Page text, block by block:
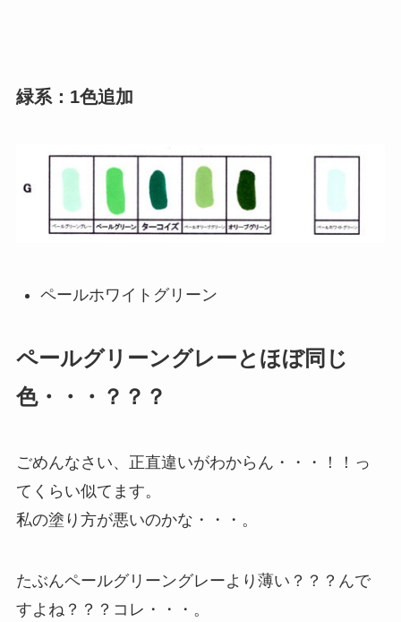
緑系：1色追加
ペールホワイトグリーン
ペールグリーングレーとほぼ同じ
色・・・？？？
ごめんなさい、正直違いがわからん・・・！！っ
てくらい似てます。
私の塗り方が悪いのかな・・・。
たぶんペールグリーングレーより薄い？？？んで
すよね？？？コレ・・・。